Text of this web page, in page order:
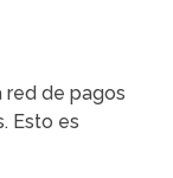
red de pagos
Esto es